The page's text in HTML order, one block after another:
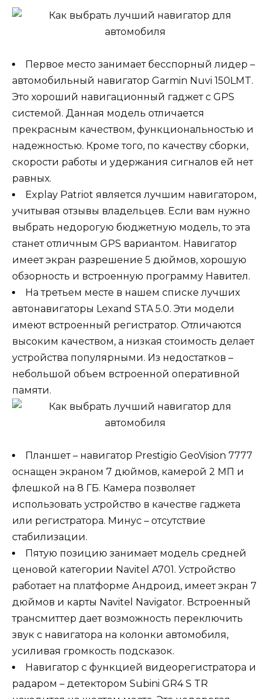
Первое место занимает бесспорный лидер –
автомобильный навигатор Garmin Nuvi 150LMT.
Это хороший навигационный гаджет с GPS
системой. Данная модель отличается
прекрасным качеством, функциональностью и
надежностью. Кроме того, по качеству сборки,
скорости работы и удержания сигналов ей нет
равных.
Explay Patriot является лучшим навигатором,
учитывая отзывы владельцев. Если вам нужно
выбрать недорогую бюджетную модель, то эта
станет отличным GPS вариантом. Навигатор
имеет экран разрешение 5 дюймов, хорошую
обзорность и встроенную программу Навител.
На третьем месте в нашем списке лучших
автонавигаторы Lexand STA 5.0. Эти модели
имеют встроенный регистратор. Отличаются
высоким качеством, а низкая стоимость делает
устройства популярными. Из недостатков –
небольшой объем встроенной оперативной
памяти.
Планшет – навигатор Prestigio GeoVision 7777
оснащен экраном 7 дюймов, камерой 2 МП и
флешкой на 8 ГБ. Камера позволяет
использовать устройство в качестве гаджета
или регистратора. Минус – отсутствие
стабилизации.
Пятую позицию занимает модель средней
ценовой категории Navitel A701. Устройство
работает на платформе Андроид, имеет экран 7
дюймов и карты Navitel Navigator. Встроенный
трансмиттер дает возможность переключить
звук с навигатора на колонки автомобиля,
усиливая громкость подсказок.
Навигатор с функцией видеорегистратора и
радаром – детектором Subini GR4 S TR